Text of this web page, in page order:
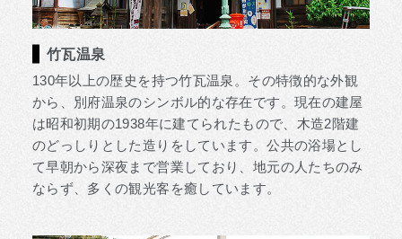
竹瓦温泉
130年以上の歴史を持つ竹瓦温泉。その特徴的な外観
から、別府温泉のシンボル的な存在です。現在の建屋
は昭和初期の1938年に建てられたもので、木造2階建
のどっしりとした造りをしています。公共の浴場とし
て早朝から深夜まで営業しており、地元の人たちのみ
ならず、多くの観光客を癒しています。